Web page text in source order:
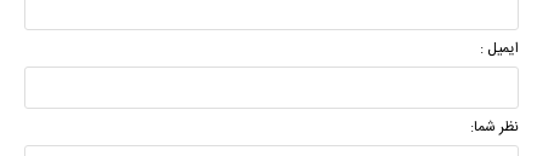
ایمیل :
نظر شما: